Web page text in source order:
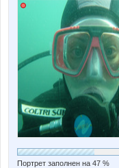
Портрет заполнен на 47 %